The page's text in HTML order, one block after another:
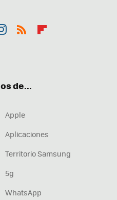
de...
Apple
Aplicaciones
Territorio Samsung
5g
WhatsApp